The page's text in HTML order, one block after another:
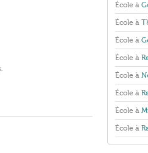
École à
École à
École à
École à
École à
École à
École à
École à